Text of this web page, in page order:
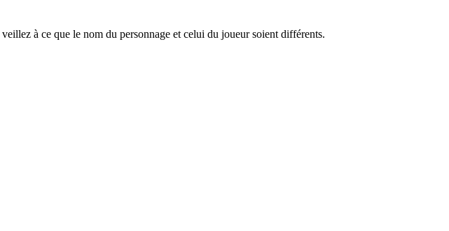
à ce que le nom du personnage et celui du joueur soient différents.